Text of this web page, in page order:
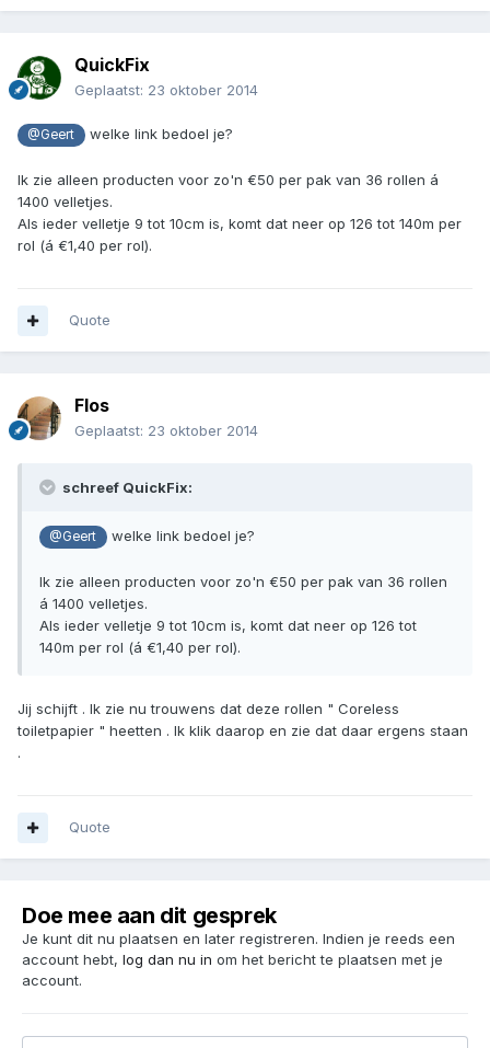
QuickFix
Geplaatst: 23 oktober 2014
@Geert welke link bedoel je?
Ik zie alleen producten voor zo'n €50 per pak van 36 rollen á
1400 velletjes.
Als ieder velletje 9 tot 10cm is, komt dat neer op 126 tot 140m per
rol (á €1,40 per rol).
Quote
Flos
Geplaatst: 23 oktober 2014
schreef QuickFix:
@Geert welke link bedoel je?
Ik zie alleen producten voor zo'n €50 per pak van 36 rollen
á 1400 velletjes.
Als ieder velletje 9 tot 10cm is, komt dat neer op 126 tot
140m per rol (á €1,40 per rol).
Jij schijft . Ik zie nu trouwens dat deze rollen " Coreless
toiletpapier " heetten . Ik klik daarop en zie dat daar ergens staan
.
Quote
Doe mee aan dit gesprek
Je kunt dit nu plaatsen en later registreren. Indien je reeds een
account hebt, log dan nu in om het bericht te plaatsen met je
account.